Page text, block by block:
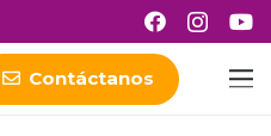
Contáctanos